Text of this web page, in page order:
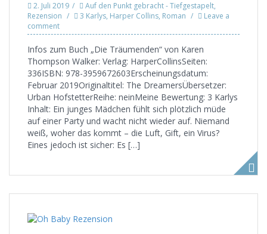
2. Juli 2019 Auf den Punkt gebracht - Tiefgestapelt,
Rezension
3 Karlys, Harper Collins, Roman
Leave a
comment
Infos zum Buch „Die Träumenden“ von Karen
Thompson Walker: Verlag: HarperCollinsSeiten:
336ISBN: 978-3959672603Erscheinungsdatum:
Februar 2019Originaltitel: The DreamersÜbersetzer:
Urban HofstetterReihe: neinMeine Bewertung: 3 Karlys
Inhalt: Ein junges Mädchen fühlt sich plötzlich müde
auf einer Party und wacht nicht wieder auf. Niemand
weiß, woher das kommt – die Luft, Gift, ein Virus?
Eines jedoch ist sicher: Es […]